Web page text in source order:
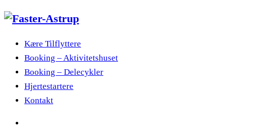
Kære Tilflyttere
Booking – Aktivitetshuset
Booking – Delecykler
Hjertestartere
Kontakt